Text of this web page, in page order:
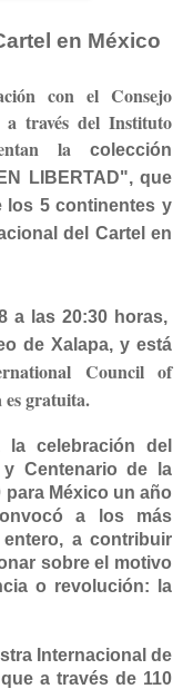
en México
con el Consejo
través del Instituto
lacolección
LIBERTAD", que
los 5 continentes y
del Cartel en
a las 20:30 horas,
de Xalapa, y está
Council of
es gratuita.
celebración del
y Centenario de
la
para México un año
a los más
a contribuir
sobre el motivo
o revolución: la
Internacional de
a través de 110